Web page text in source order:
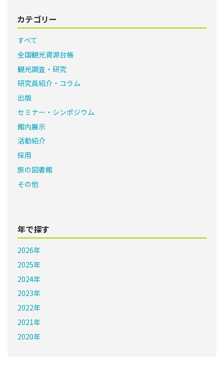
カテゴリー
すべて
全国観光資源台帳
観光調査・研究
研究員紹介・コラム
出版
セミナー・シンポジウム
館内展示
活動紹介
採用
旅の図書館
その他
年で探す
2026年
2025年
2024年
2023年
2022年
2021年
2020年